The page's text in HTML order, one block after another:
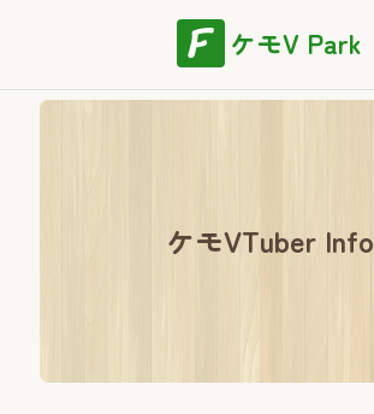
ケモV Park
ケモVTuber Info